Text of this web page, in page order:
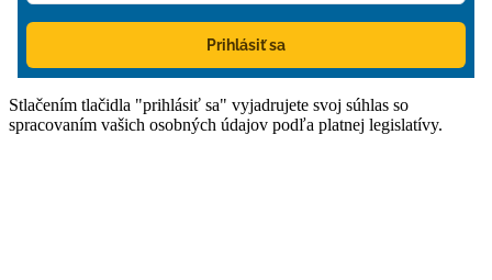
Prihlásiť sa
Stlačením tlačidla "prihlásiť sa" vyjadrujete svoj súhlas so
spracovaním vašich osobných údajov podľa platnej legislatívy.